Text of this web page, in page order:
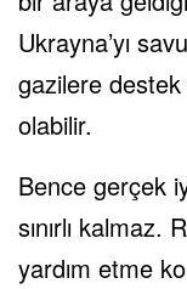
Ukrayna’yı
gazilere destek
olabilir.
Bence gerçek
sınırlı kalmaz.
yardım etme